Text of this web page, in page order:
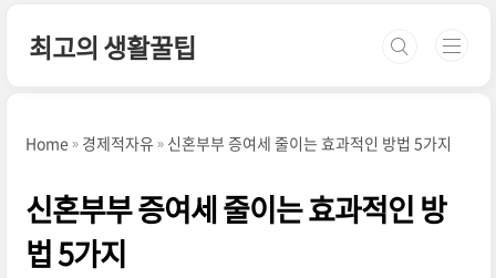
최고의 생활꿀팁
Home 경제적자유 신혼부부 증여세 줄이는 효과적인 방법 5가지
신혼부부 증여세 줄이는 효과적인 방
법 5가지